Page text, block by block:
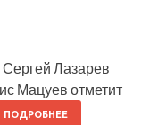
Сергей Лазарев
Мацуев отметит
ПОДРОБНЕЕ